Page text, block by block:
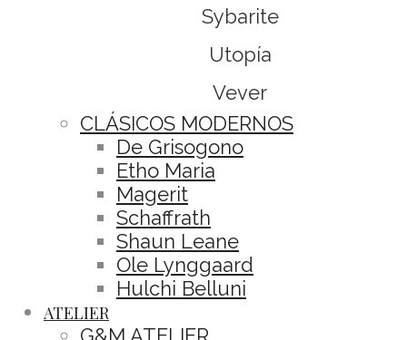
Sybarite
Utopía
Vever
CLÁSICOS MODERNOS
De Grisogono
Etho Maria
Magerit
Schaffrath
Shaun Leane
Ole Lynggaard
Hulchi Belluni
ATELIER